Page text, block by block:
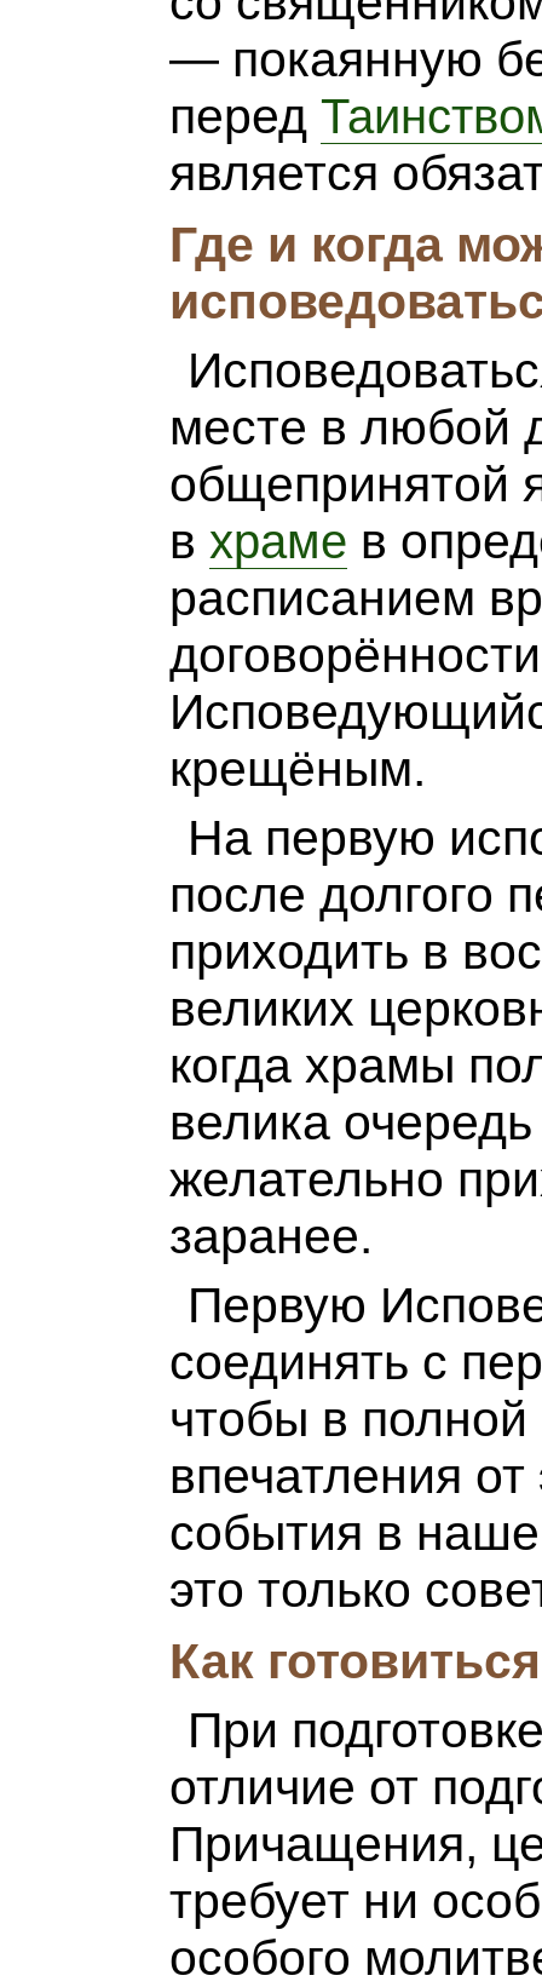
— покаянную
перед
является
Где и когда
месте в любой
общепринятой
в храме в
расписанием
крещёным.
На первую
после долгого
приходить в
великих
когда храмы
велика
желательно
заранее.
Первую
соединять с
чтобы в
впечатления от
события в
это только
Как
При
отличие от
Причащения,
требует ни
особого